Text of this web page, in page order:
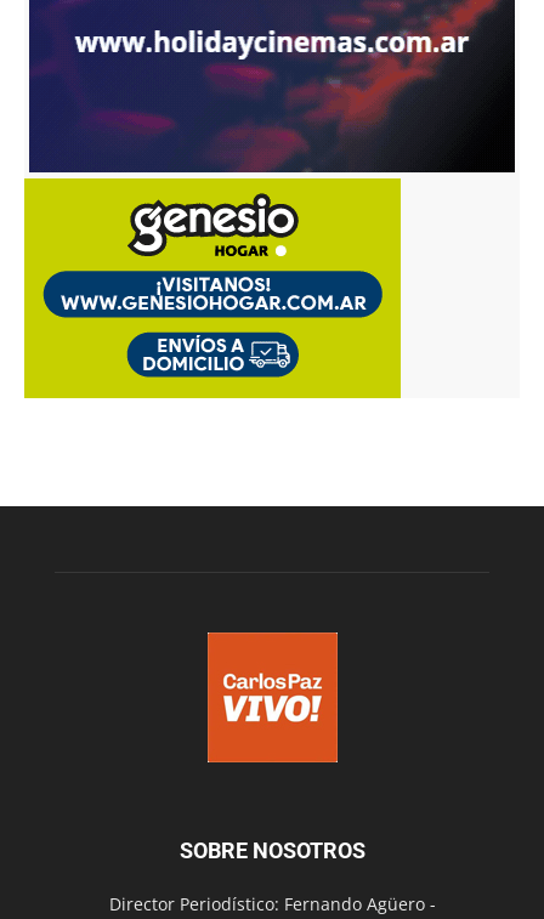
SOBRE NOSOTROS
Director Periodístico: Fernando Agüero -